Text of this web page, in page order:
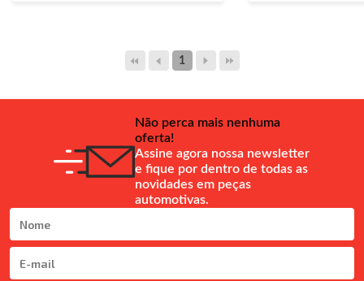
1
Não perca mais nenhuma
oferta!
Assine agora nossa newsletter
e fique por dentro de todas as
novidades em peças
automotivas.